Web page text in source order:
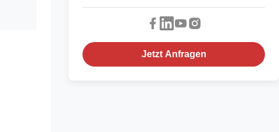
Jetzt Anfragen